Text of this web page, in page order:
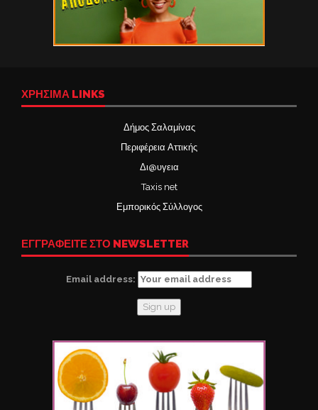
ΧΡΉΣΙΜΑ LINKS
Δήμος Σαλαμίνας
Περιφέρεια Αττικής
Δι@υγεια
Taxis net
Εμπορικός Σύλλογος
ΕΓΓΡΑΦΕΙΤΕ ΣΤΟ NEWSLETTER
Email address: